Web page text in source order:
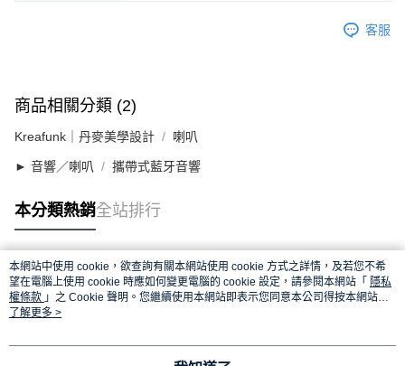
客服
商品相關分類 (2)
Kreafunk｜丹麥美學設計 喇叭
► 音響／喇叭 攜帶式藍牙音響
本分類熱銷全站排行
熱門標籤
本網站中使用 cookie，欲查詢有關本網站使用 cookie 方式之詳情，及若您不希
望在電腦上使用 cookie 時應如何變更電腦的 cookie 設定，請參閱本網站「 隱私
權條款 」之 Cookie 聲明。您繼續使用本網站即表示您同意本公司得按本網站使
用條款之 Cookie 聲明使用 cookie。
了解更多 >